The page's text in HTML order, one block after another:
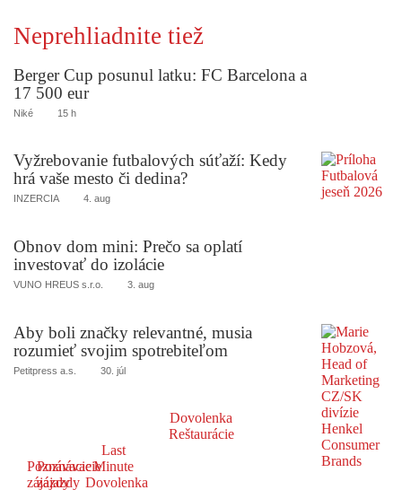
Neprehliadnite tiež
Berger Cup posunul latku: FC Barcelona a
17 500 eur
Niké 15 h
Vyžrebovanie futbalových súťaží: Kedy
hrá vaše mesto či dedina?
INZERCIA 4. aug
Obnov dom mini: Prečo sa oplatí
investovať do izolácie
VUNO HREUS s.r.o. 3. aug
Aby boli značky relevantné, musia
rozumieť svojim spotrebiteľom
Petitpress a.s. 30. júl
Dovolenka
Reštaurácie
Poznávacie
zájazdy
Poznávacie
zájazdy
Last
Minute
Dovolenka